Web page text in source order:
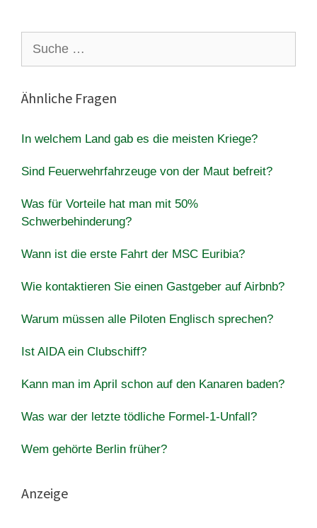
nach:
Ähnliche Fragen
In welchem Land gab es die meisten Kriege?
Sind Feuerwehrfahrzeuge von der Maut befreit?
Was für Vorteile hat man mit 50%
Schwerbehinderung?
Wann ist die erste Fahrt der MSC Euribia?
Wie kontaktieren Sie einen Gastgeber auf Airbnb?
Warum müssen alle Piloten Englisch sprechen?
Ist AIDA ein Clubschiff?
Kann man im April schon auf den Kanaren baden?
Was war der letzte tödliche Formel-1-Unfall?
Wem gehörte Berlin früher?
Anzeige